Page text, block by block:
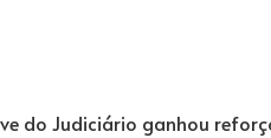
do Judiciário ganhou